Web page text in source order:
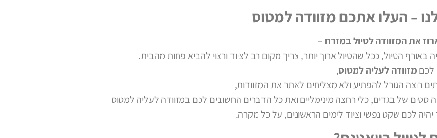
– העלו אתכם מזוודה למטוס
את המזוודה לטיול במזרח –
באורף הטיול, ככל שהטיול ארוך יותר, צריך מקום רב לציוד ורצוי להביא פחות מהבית.
לכם מזוודה לעליה למטוס,
רוצה הגורל להפתיע ולא מצליחים לאתר את המזוודות,
סטים של בגדים, כלי רחצה מינימליים ואת כל הדברים החשובים לכם במזוודה לעליה למטוס
לכם שקט נפשי וציוד לימים הראשונים, על כל מקרה.